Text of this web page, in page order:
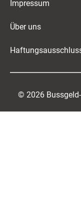
Impressum
Über uns
© 2026